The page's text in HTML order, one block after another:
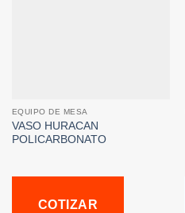
EQUIPO DE MESA
VASO HURACAN
POLICARBONATO
COTIZAR